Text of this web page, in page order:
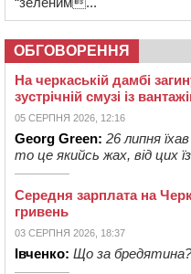
ОБГОВОРЕННЯ
На черкаській дамбі
зустрічній смузі із
05 СЕРПНЯ 2026, 12:16
Georg Green: 26 липня
то це якийсь жах, від цих
Середня зарплата на
гривень
03 СЕРПНЯ 2026, 18:37
Івченко: Що за